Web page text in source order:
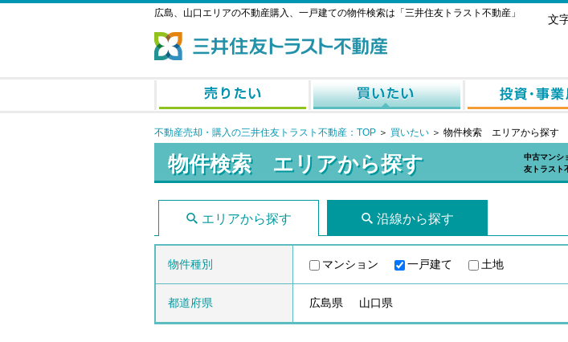
広島、山口エリアの不動産購入、一戸建ての物件検索は「三井住友トラスト不動産」 文
不動産売却・購入の三井住友トラスト不動産：TOP ＞ 買いたい ＞ 物件検索 エリアから探す
物件検索 エリアから探す
中古マンシ
友トラスト
エリアから探す 沿線から探す
物件種別 マンション 一戸建て 土地
都道府県 広島県 山口県